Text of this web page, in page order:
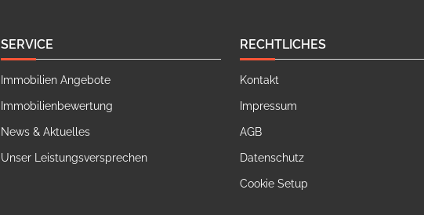
SERVICE
Immobilien Angebote
Immobilienbewertung
News & Aktuelles
Unser Leistungsversprechen
RECHTLICHES
Kontakt
Impressum
AGB
Datenschutz
Cookie Setup